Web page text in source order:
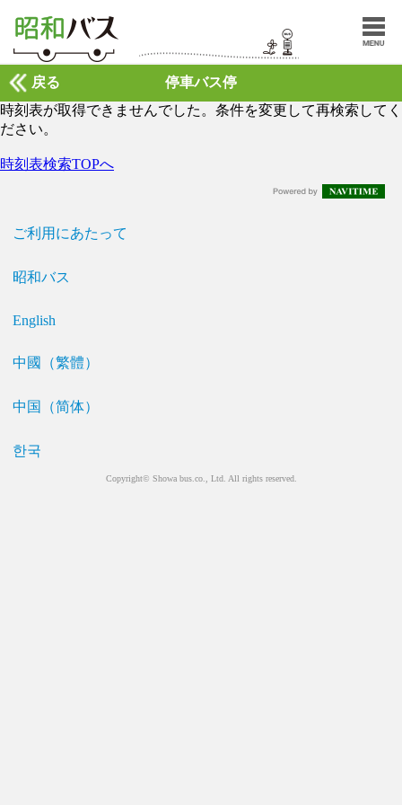
停車バス停
戻る
時刻表が取得できませんでした。条件を変更して再検索してく
ださい。
時刻表検索TOPへ
ご利用にあたって
昭和バス
English
中國（繁體）
中国（简体）
한국
Copyright© Showa bus.co., Ltd. All rights reserved.